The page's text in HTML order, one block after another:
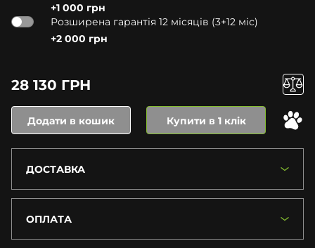
+1 000 грн
Розширена гарантія 12 місяців (3+12 міс)
+2 000 грн
28 130 ГРН
Додати в кошик Купити в 1 клік
ДОСТАВКА
ОПЛАТА